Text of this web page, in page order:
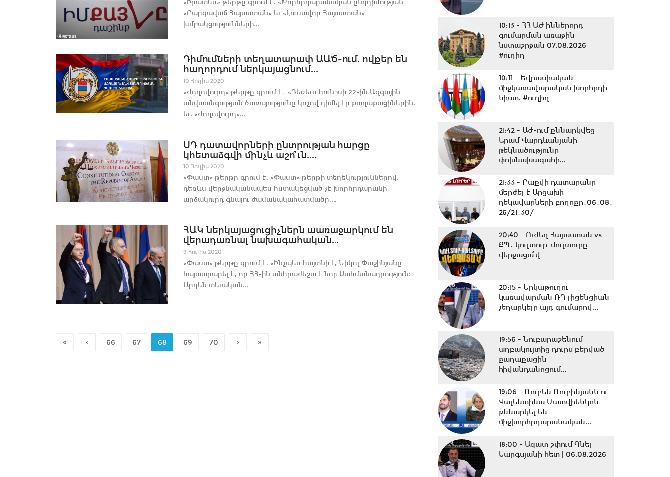
«Իրատես» թերթը գրում է. «Խորհրդարանական ընդդիմության՝
«Բարգավաճ Հայաստան» եւ «Լուսավոր Հայաստան»
խմբակցությունների...
Դիմումների տեղատարափ ԱԱԾ-ում. ովքեր են
հաղորդում ներկայացնում...
10 Հուլիս 2020
«Ժողովուրդ» թերթը գրում է․ «Դեռեւս հունիսի 22-ին Ազգային
անվտանգության ծառայությունը կոչով դիմել էր քաղաքացիներին,
եւ, «Ժողովուրդ»...
ՍԴ դատավորների ընտրության հարցը
կհետաձգվի մինչև աշո՞ւն....
10 Հուլիս 2020
«Փաստ» թերթը գրում է. «Փաստ» թերթի տեղեկություններով,
դեռևս վերջնականապես հստակեցված չէ խորհրդարանի՝
արձակուրդ գնալու ժամանակահատվածը,...
ՀԱԿ ներկայացուցիչներն աառաջարկում են
վերադառնալ նախագահական...
9 Հուլիս 2020
«Փաստ» թերթը գրում է. «Ինչպես հայտնի է, Նիկոլ Փաշինյանը
հայտարարել է, որ ՀՀ-ին անհրաժեշտ է նոր Սահմանադրություն։
Արդեն տեւական...
« ‹ 66 67 68 69 70 › »
10:13 - ՀՀ ԱԺ իններորդ
գումարման առաջին
նստաշրջան 07.08.2026
#ուղիղ
10:11 - Եվրասիական
միջկառավարական խորհրդի
նիստ. #ուղիղ
21:42 - ԱԺ-ում քննարկվեց
Արամ Վարդևանյանի
թեկնածությունը
փոխնախագահի...
21:33 - Բաքվի դատարանը
մերժել է Արցախի
ղեկավարների բողոքը․06․08․
26/21․30/
20:40 - Ուժեղ Հայաստան vs
ՔՊ․ կուլտուր-մուլտուրը
վերջացա՞վ
20:15 - Երկաթուղու
կառավարման ՌԴ լիցենցիան
չեղարկելը այդ գումարով...
19:56 -Նուբարաշենում
աղբակույտից դուրս բերված
քաղաքացին
հիվանդանոցում...
19:06 - Ռուբեն Ռուբինյանն ու
Վալենտինա Մատվիենկոն
քննարկել են
միջխորհրդարանական...
18:00 - Ազատ շփում Գնել
Սարգսյանի հետ | 06.08.2026